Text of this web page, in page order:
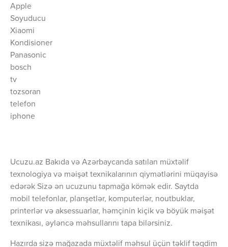
Apple
Soyuducu
Xiaomi
Kondisioner
Panasonic
bosch
tv
tozsoran
telefon
iphone
Ucuzu.az Bakıda və Azərbaycanda satılan müxtəlif
texnologiya və məişət texnikalarının qiymətlərini müqayisə
edərək Sizə ən ucuzunu tapmağa kömək edir. Saytda
mobil telefonlar, planşetlər, komputerlər, noutbuklar,
printerlər və aksessuarlar, həmçinin kiçik və böyük məişət
texnikası, əyləncə məhsullarını tapa bilərsiniz.
Hazırda sizə mağazada müxtəlif məhsul üçün təklif təqdim